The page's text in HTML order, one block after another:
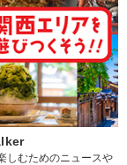
しむためのニュースや